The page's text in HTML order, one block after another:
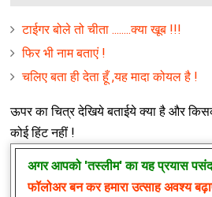
टाईगर बोले तो चीता ........क्या खूब !!!
फिर भी नाम बताएं !
चलिए बता ही देता हूँ ,यह मादा कोयल है !
ऊपर का चित्र देखिये बताईये क्या है और
कोई हिंट नहीं !
अगर आपको 'तस्लीम'का यह प्रयास
फॉलोअर बन कर हमारा उत्साह अवश्य